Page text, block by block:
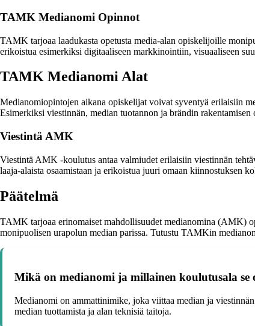
TAMK Medianomi Opinnot
TAMK tarjoaa laadukasta opetusta media-alan opiskelijoille
erikoistua esimerkiksi digitaaliseen markkinointiin, visuaaliseen
TAMK Medianomi Alat
Medianomiopintojen aikana opiskelijat voivat syventyä erilaisiin
Esimerkiksi viestinnän, median tuotannon ja brändin
Viestintä AMK
Viestintä AMK -koulutus antaa valmiudet erilaisiin viestinnän
laaja-alaista osaamistaan ja erikoistua juuri omaan kiinnostuksen
Päätelmä
TAMK tarjoaa erinomaiset mahdollisuudet medianomina (AMK)
monipuolisen urapolun median parissa. Tutustu TAMKin
Mikä on medianomi ja millainen koulutusala se
Medianomi on ammattinimike, joka viittaa median ja
median tuottamista ja alan teknisiä taitoja.